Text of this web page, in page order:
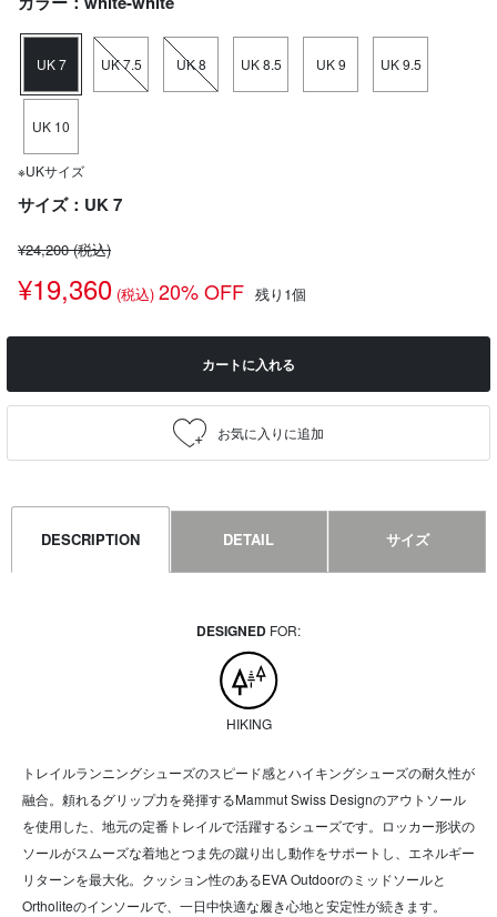
UK 7 UK 7.5 UK 8 UK 8.5 UK 9 UK 9.5
UK 10
※UKサイズ
サイズ：UK 7
¥24,200(税込)
¥19,360 (税込) 20% OFF 残り1個
カートに入れる
DESCRIPTION DETAIL サイズ
DESIGNED FOR:
HIKING
トレイルランニングシューズのスピード感とハイキングシューズの耐久性が
融合。頼れるグリップ力を発揮するMammut Swiss Designのアウトソール
を使用した、地元の定番トレイルで活躍するシューズです。ロッカー形状の
ソールがスムーズな着地とつま先の蹴り出し動作をサポートし、エネルギー
リターンを最大化。クッション性のあるEVA Outdoorのミッドソールと
Ortholiteのインソールで、一日中快適な履き心地と安定性が続きます。